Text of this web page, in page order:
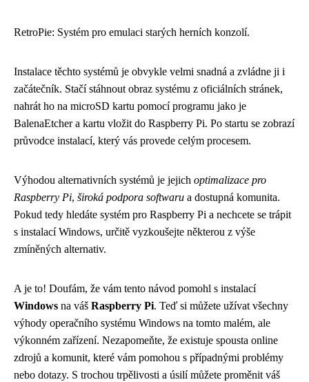
RetroPie: Systém pro emulaci starých herních konzolí.
Instalace těchto systémů je obvykle velmi snadná a zvládne ji i
začátečník. Stačí stáhnout obraz systému z oficiálních stránek,
nahrát ho na microSD kartu pomocí programu jako je
BalenaEtcher a kartu vložit do Raspberry Pi. Po startu se zobrazí
průvodce instalací, který vás provede celým procesem.
Výhodou alternativních systémů je jejich optimalizace pro
Raspberry Pi, široká podpora softwaru a dostupná komunita.
Pokud tedy hledáte systém pro Raspberry Pi a nechcete se trápit
s instalací Windows, určitě vyzkoušejte některou z výše
zmíněných alternativ.
A je to! Doufám, že vám tento návod pomohl s instalací
Windows na váš Raspberry Pi. Teď si můžete užívat všechny
výhody operačního systému Windows na tomto malém, ale
výkonném zařízení. Nezapomeňte, že existuje spousta online
zdrojů a komunit, které vám pomohou s případnými problémy
nebo dotazy. S trochou trpělivosti a úsilí můžete proměnit váš